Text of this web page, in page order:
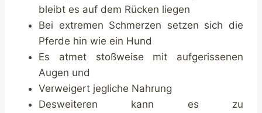
bleibt es auf dem Rücken liegen
Bei extremen Schmerzen setzen sich die
Pferde hin wie ein Hund
Es atmet stoßweise mit aufgerissenen
Augen und
Verweigert jegliche Nahrung
Desweiteren kann es zu